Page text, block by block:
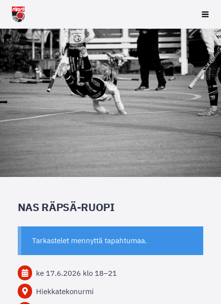
Siirry
sivun
sisältöön
Räpsä ry
NAS RÄPSÄ-RUOPI
Tarkastelet mennyttä tapahtumaa.
ke 17.6.2026 klo 18–21
Hiekkatekonurmi